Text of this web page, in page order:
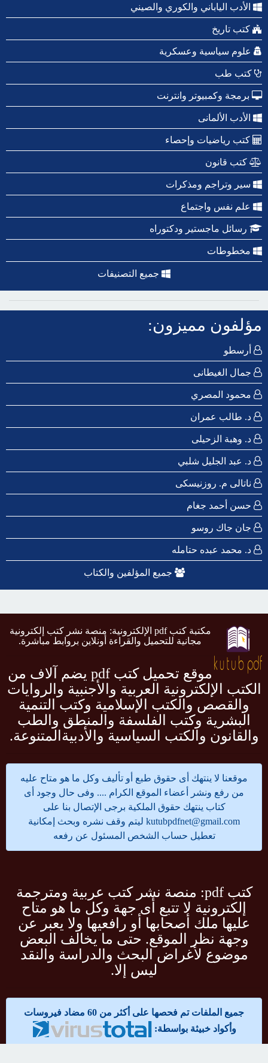
الأدب الياباني والكوري والصيني
كتب تاريخ
علوم سياسية وعسكرية
كتب طب
برمجة وكمبيوتر وانترنت
الأدب الألمانى
كتب رياضيات وإحصاء
كتب قانون
سير وتراجم ومذكرات
علم نفس واجتماع
رسائل ماجستير ودكتوراه
مخطوطات
جميع التصنيفات
مؤلفون مميزون:
أرسطو
جمال الغيطانى
محمود المصري
د. طالب عمران
د. وهبة الزحيلى
د. عبد الجليل شلبي
ناتالى م. روزنيسكى
حسن أحمد جغام
جان جاك روسو
د. محمد عبده حتامله
جميع المؤلفين والكتاب
مكتبة كتب pdf الإلكترونية: منصة نشر كتب إلكترونية
مجانية للتحميل والقراءة أونلاين بروابط مباشرة.
موقع تحميل كتب pdf يضم آلاف من
الكتب الإلكترونية العربية والأجنبية والروايات
والقصص والكتب الإسلامية وكتب التنمية
البشرية وكتب الفلسفة والمنطق والطب
والقانون والكتب السياسية والأدبيةالمتنوعة.
موقعنا لا ينتهك أى حقوق طبع أو تأليف وكل ما هو متاح عليه
من رفع ونشر أعضاء الموقع الكرام .... وفى حال وجود أى
كتاب ينتهك حقوق الملكية برجى الإتصال بنا على
kutubpdfnet@gmail.com
ليتم وقف نشره وبحث إمكانية
تعطيل حساب الشخص المسئول عن رفعه
كتب pdf: منصة نشر كتب عربية ومترجمة
إلكترونية لا تتبع أى جهة وكل ما هو متاح
عليها ملك أصحابها أو رافعيها ولا يعبر عن
وجهة نظر الموقع. حتى ما يخالف البعض
موضوع لأغراض البحث والدراسة والنقد
ليس إلا.
جميع الملفات تم فحصها على أكثر من 60 مضاد فيروسات
وأكواد خبيثة بواسطة: